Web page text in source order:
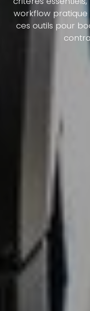
workflow pratique
ces outils pour